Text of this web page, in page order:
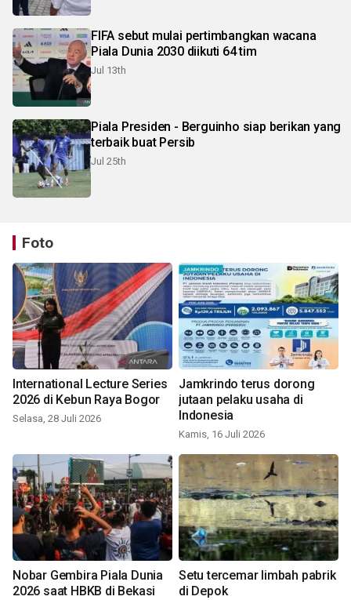
FIFA sebut mulai pertimbangkan wacana
Piala Dunia 2030 diikuti 64 tim
Jul 13th
Piala Presiden - Berguinho siap berikan yang
terbaik buat Persib
Jul 25th
Foto
International Lecture Series
2026 di Kebun Raya Bogor
Selasa, 28 Juli 2026
Jamkrindo terus dorong
jutaan pelaku usaha di
Indonesia
Kamis, 16 Juli 2026
Nobar Gembira Piala Dunia
2026 saat HBKB di Bekasi
Setu tercemar limbah pabrik
di Depok